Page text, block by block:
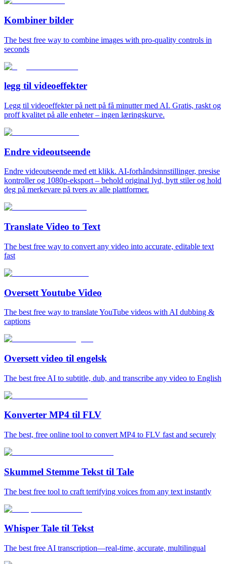
Kombiner bilder
The best free way to combine images with pro-quality controls in
seconds
legg til videoeffekter
Legg til videoeffekter på nett på få minutter med AI. Gratis, raskt og
proff kvalitet på alle enheter – ingen læringskurve.
Endre videoutseende
Endre videoutseende med ett klikk. AI-forhåndsinnstillinger, presise
kontroller og 1080p-eksport – behold original lyd, bytt stiler og hold
deg på merkevare på tvers av alle plattformer.
Translate Video to Text
The best free way to convert any video into accurate, editable text
fast
Oversett Youtube Video
The best free way to translate YouTube videos with AI dubbing &
captions
Oversett video til engelsk
The best free AI to subtitle, dub, and transcribe any video to English
Konverter MP4 til FLV
The best, free online tool to convert MP4 to FLV fast and securely
Skummel Stemme Tekst til Tale
The best free tool to craft terrifying voices from any text instantly
Whisper Tale til Tekst
The best free AI transcription—real-time, accurate, multilingual